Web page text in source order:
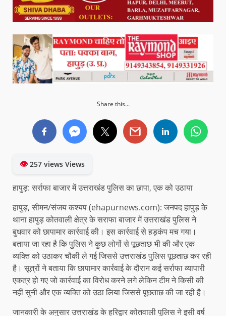
Share this...
👁257 views Views
हापुड़: सर्राफा बाजार में उत्तराखंड पुलिस का छापा, एक को उठाया
हापुड़, सीमन/संजय कश्यप (ehapurnews.com): जनपद हापुड़ के
थाना हापुड़ कोतवाली क्षेत्र के सराफा बाजार में उत्तराखंड पुलिस ने
बुधवार को छापामार कार्रवाई की। इस कार्रवाई से हड़कंप मच गया।
बताया जा रहा है कि पुलिस ने कुछ लोगों से पूछताछ भी की और एक
व्यक्ति को उठाकर चौकी ले गई जिससे उत्तराखंड पुलिस पूछताछ कर रही
है। सूत्रों ने बताया कि छापामार कार्रवाई के दौरान कई सर्राफा व्यापारी
एकत्र हो गए जो कार्रवाई का विरोध करने लगे लेकिन टीम ने किसी की
नहीं सुनी और एक व्यक्ति को उठा लिया जिससे पूछताछ की जा रही है।
जानकारी के अनुसार उत्तराखंड के हरिद्वार कोतवाली पुलिस ने इसी वर्ष